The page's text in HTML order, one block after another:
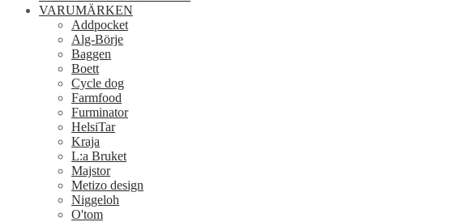
VARUMÄRKEN
Addpocket
Alg-Börje
Baggen
Boett
Cycle dog
Farmfood
Furminator
HelsiTar
Kraja
L:a Bruket
Majstor
Metizo design
Niggeloh
O'tom